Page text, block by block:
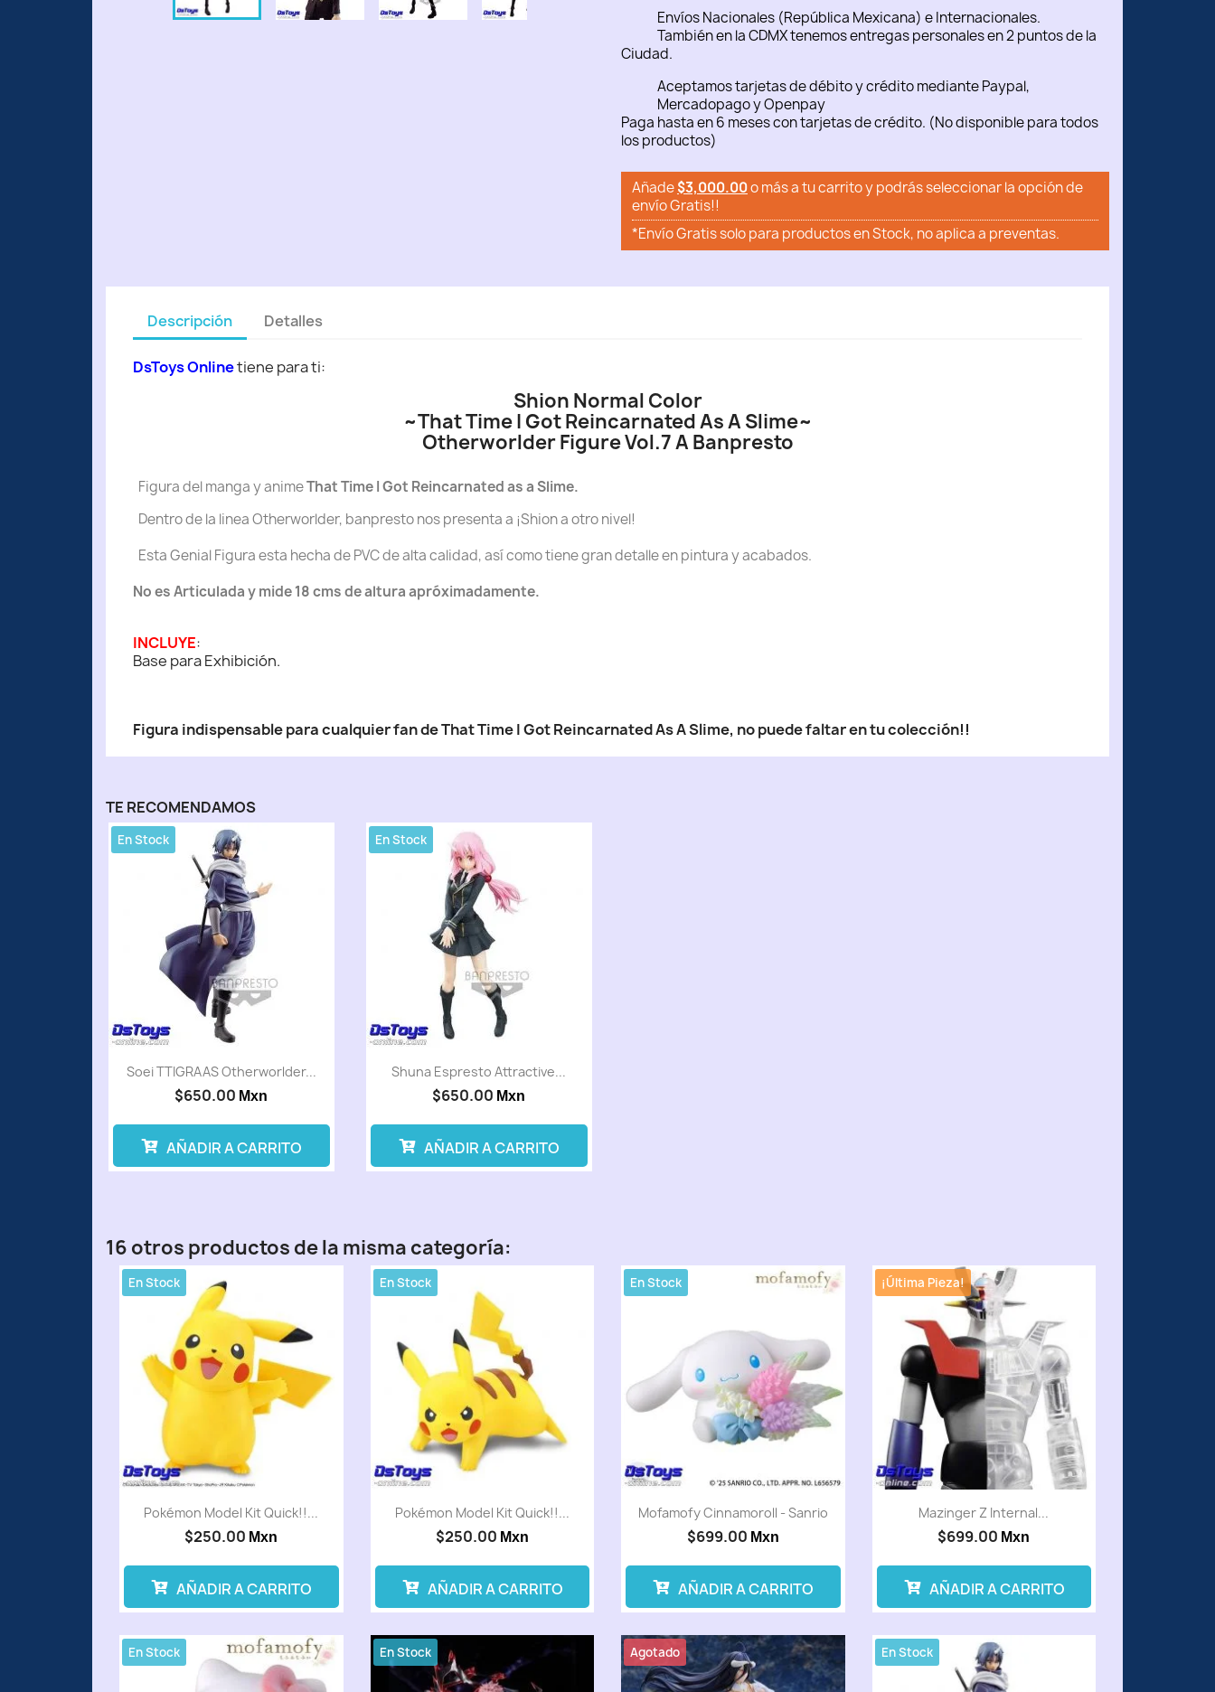
Envíos Nacionales (República Mexicana) e Internacionales.
También en la CDMX tenemos entregas personales en 2 puntos de la
Ciudad.
Aceptamos tarjetas de débito y crédito mediante Paypal,
Mercadopago y Openpay
Paga hasta en 6 meses con tarjetas de crédito. (No disponible para todos
los productos)
Añade$3,000.00o más a tu carrito y podrás seleccionar la opción de
envío Gratis!!
*Envío Gratis solo para productos en Stock, no aplica a preventas.
Descripción Detalles
DsToys Onlinetiene para ti:
Shion Normal Color
~That Time I Got Reincarnated As A Slime~
Otherworlder Figure Vol.7 A Banpresto
Figura del manga y animeThat Time I Got Reincarnated as a Slime.
Dentro de la linea Otherworlder, banpresto nos presenta a ¡Shion a otro nivel!
Esta Genial Figura esta hecha de PVC de alta calidad, así como tiene gran detalle en pintura y acabados.
No es Articulada y mide 18 cms de altura apróximadamente.
INCLUYE:
Base para Exhibición.
Figura indispensable para cualquier fan de That Time I Got Reincarnated As A Slime, no puede faltar en tu colección!!
TE RECOMENDAMOS
Soei TTIGRAAS Otherworlder...
$650.00 Mxn
En Stock
AÑADIR A CARRITO
Shuna Espresto Attractive...
$650.00 Mxn
En Stock
AÑADIR A CARRITO
16 otros productos de la misma categoría:
Pokémon Model Kit Quick!!...
$250.00 Mxn
En Stock
AÑADIR A CARRITO
Pokémon Model Kit Quick!!...
$250.00 Mxn
En Stock
AÑADIR A CARRITO
Mofamofy Cinnamoroll - Sanrio
$699.00 Mxn
En Stock
AÑADIR A CARRITO
Mazinger Z Internal...
$699.00 Mxn
¡Última Pieza!
AÑADIR A CARRITO
En Stock En Stock Agotado En Stock